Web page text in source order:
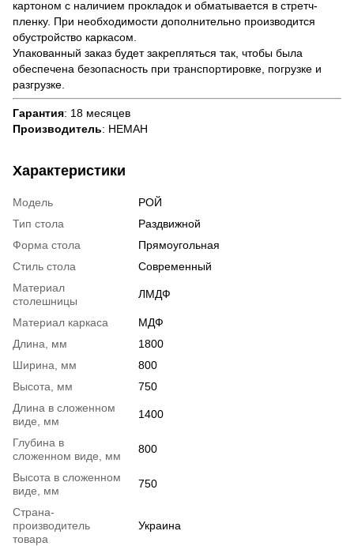
картоном с наличием прокладок и обматывается в стретч-
пленку. При необходимости дополнительно производится
обустройство каркасом.
Упакованный заказ будет закрепляться так, чтобы была
обеспечена безопасность при транспортировке, погрузке и
разгрузке.
Гарантия: 18 месяцев
Производитель: НЕМАН
Характеристики
Модель
РОЙ
Тип стола
Раздвижной
Форма стола
Прямоугольная
Стиль стола
Современный
Материал
столешницы
ЛМДФ
Материал каркаса
МДФ
Длина, мм
1800
Ширина, мм
800
Высота, мм
750
Длина в сложенном
виде, мм
1400
Глубина в
сложенном виде, мм
800
Высота в сложенном
виде, мм
750
Страна-
производитель
товара
Украина